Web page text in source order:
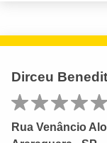
Dirceu
Rua Venâncio